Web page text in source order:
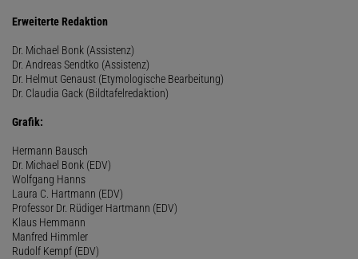
Erweiterte Redaktion
Dr. Michael Bonk (Assistenz)
Dr. Andreas Sendtko (Assistenz)
Dr. Helmut Genaust (Etymologische Bearbeitung)
Dr. Claudia Gack (Bildtafelredaktion)
Grafik:
Hermann Bausch
Dr. Michael Bonk (EDV)
Wolfgang Hanns
Laura C. Hartmann (EDV)
Professor Dr. Rüdiger Hartmann (EDV)
Klaus Hemmann
Manfred Himmler
Rudolf Kempf (EDV)